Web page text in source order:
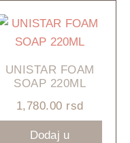
UNISTAR FOAM
SOAP 220ML
1,780.00 rsd
Dodaj u